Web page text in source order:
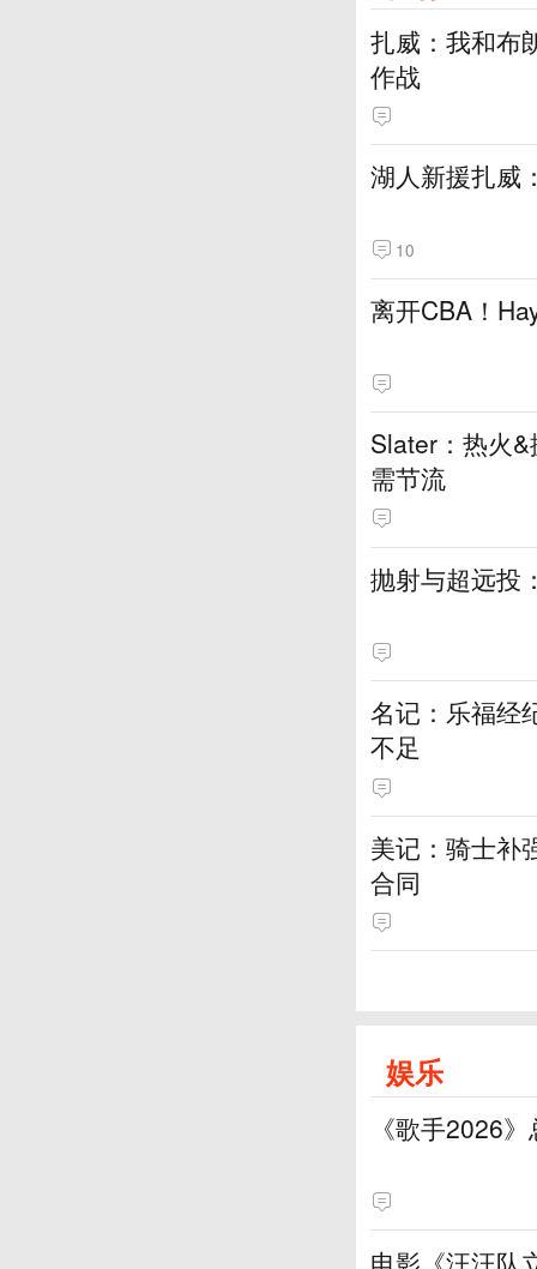
扎威：我和布
作战
湖人新援扎威
10
离开CBA！
Slater：热火
需节流
抛射与超远投
名记：乐福经
不足
美记：骑士补
合同
娱乐
《歌手2026
电影《汪汪队